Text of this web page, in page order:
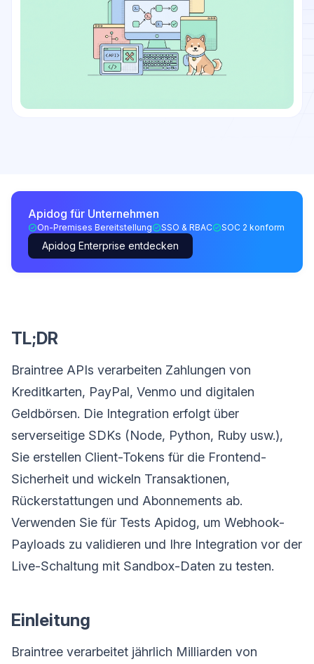
Apidog für Unternehmen
On-Premises Bereitstellung SSO & RBAC SOC 2 konform
Apidog Enterprise entdecken
TL;DR
Braintree APIs verarbeiten Zahlungen von
Kreditkarten, PayPal, Venmo und digitalen
Geldbörsen. Die Integration erfolgt über
serverseitige SDKs (Node, Python, Ruby usw.),
Sie erstellen Client-Tokens für die Frontend-
Sicherheit und wickeln Transaktionen,
Rückerstattungen und Abonnements ab.
Verwenden Sie für Tests Apidog, um Webhook-
Payloads zu validieren und Ihre Integration vor der
Live-Schaltung mit Sandbox-Daten zu testen.
Einleitung
Braintree verarbeitet jährlich Milliarden von